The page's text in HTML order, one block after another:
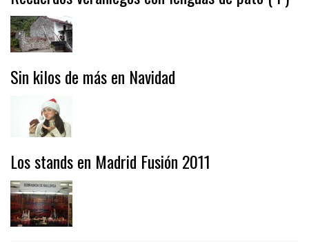
Sin kilos de más en Navidad
Los stands en Madrid Fusión 2011